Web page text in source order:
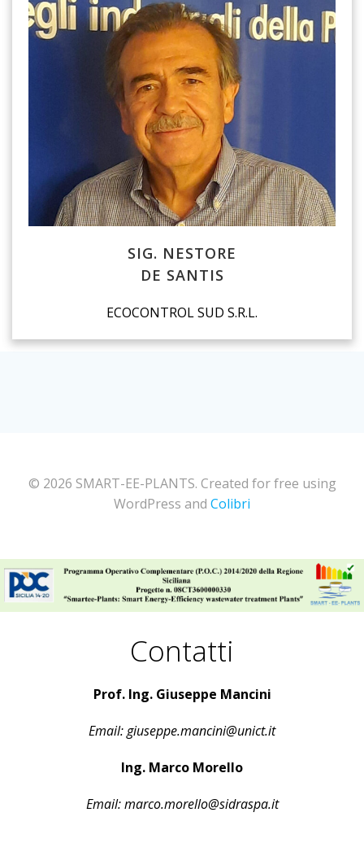
SIG. NESTORE
DE SANTIS
ECOCONTROL SUD S.R.L.
© 2026 SMART-EE-PLANTS. Created for free using
WordPress and Colibri
Contatti
Prof. Ing. Giuseppe Mancini
Email: giuseppe.mancini@unict.it
Ing. Marco Morello
Email: marco.morello@sidraspa.it